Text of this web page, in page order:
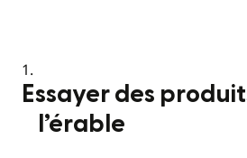
Essayer des
l’érable